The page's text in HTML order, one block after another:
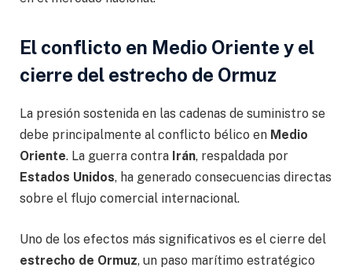
El conflicto en Medio Oriente y el
cierre del estrecho de Ormuz
La presión sostenida en las cadenas de suministro se
debe principalmente al conflicto bélico en Medio
Oriente. La guerra contra Irán, respaldada por
Estados Unidos, ha generado consecuencias directas
sobre el flujo comercial internacional.
Uno de los efectos más significativos es el cierre del
estrecho de Ormuz, un paso marítimo estratégico